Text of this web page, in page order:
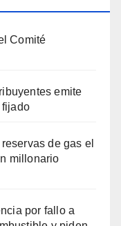
Comité
emite
fijado
de gas el
millonario
por fallo a